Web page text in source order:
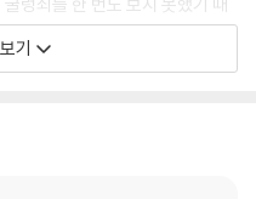
구처럼 느껴졌기 때문입니다.
기